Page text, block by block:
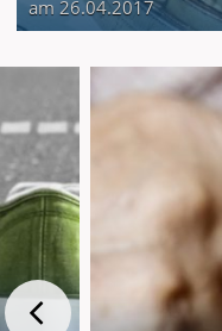
am 26.04.2017